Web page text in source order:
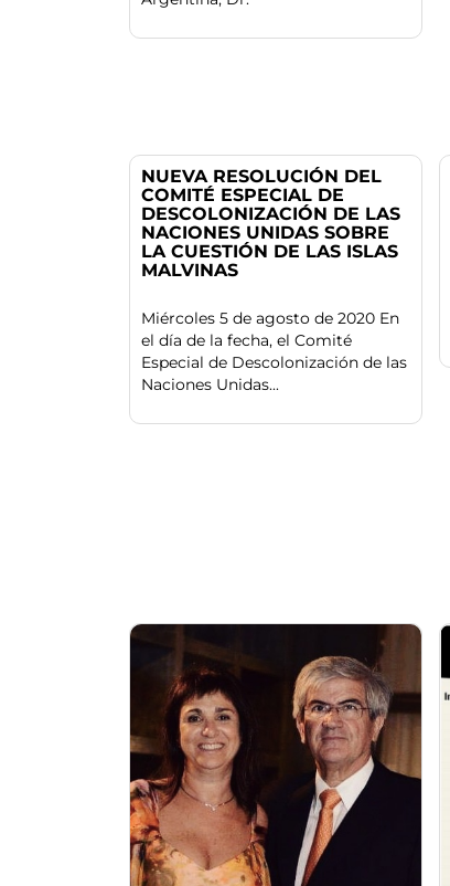
NUEVA RESOLUCIÓN DEL
COMITÉ ESPECIAL DE
DESCOLONIZACIÓN DE LAS
NACIONES UNIDAS SOBRE
LA CUESTIÓN DE LAS ISLAS
MALVINAS
Miércoles 5 de agosto de 2020 En
el día de la fecha, el Comité
Especial de Descolonización de las
Naciones Unidas...